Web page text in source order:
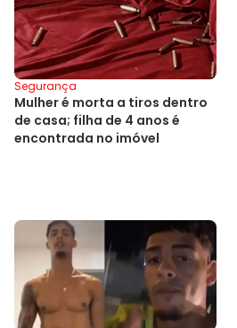
Segurança
Mulher é morta a tiros dentro
de casa; filha de 4 anos é
encontrada no imóvel